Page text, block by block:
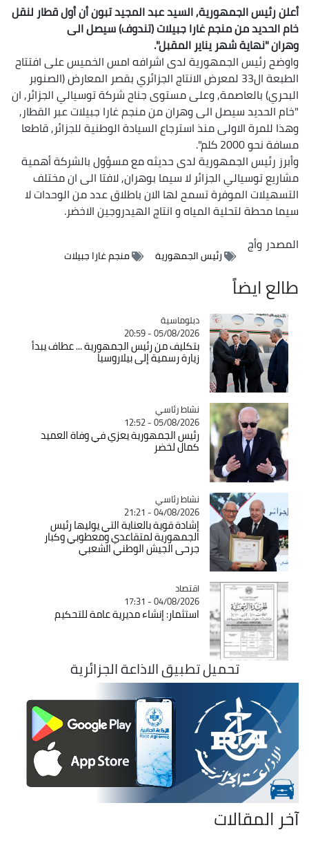
أعلن رئيس الجمهورية, السيد عبد المجيد تبون أن أول قطار لنقل
خام الحديد من منجم غارا جبيلات (تندوف) سيصل الى
وهران "نهاية شهر يناير المقبل".
واوضح رئيس الجمهورية لدى اشرافه امس الخميس على افتتاح
الطبعة ال33 لمعرض الانتاج الجزائري بقصر المعارض (الصنوبر
البحري) بالعاصمة, وعلى مستوى جناح شركة توسيالي الجزائر, ان
"خام الحديد سيصل الى وهران من منجم غارا جبيلات عبر القطار,
وهذا للمرة الاولى منذ استرجاع السيادة الوطنية للجزائر, قاطعا
مسافة نحو 2000 كلم".
وأبرز رئيس الجمهورية لدى حديثه مع مسؤول بالشركة أهمية
مشاريع توسيالي الجزائر لا سيما بوهران, لافتا الى ان مختلف
التسهيلات الموفرة تسمح لها الان باطلاق عدد من الوحدات لا
سيما محطة لتحلية المياه و انتاج الهيدروجين الاخضر.
المصدروأج
رئيس الجمهورية منجم غارا جبيلات
طالع ايضاً
Catégorie
دبلوماسية
05/08/2026 - 20:59
بتكليف من رئيس الجمهورية ... عطاف يبدأ
زيارة رسمية إلى بيلاروسيا
Catégorie
نشاط رئاسي
05/08/2026 - 12:52
رئيس الجمهورية يعزي في وفاة العميد
كمال لخضر
Catégorie
نشاط رئاسي
04/08/2026 - 21:21
إشادة قوية بالعناية التي يوليها رئيس
الجمهورية لمتقاعدي ومعطوبي وكبار
جرحى الجيش الوطني الشعبي
Catégorie
اقتصاد
04/08/2026 - 17:31
استثمار: إنشاء مديرية عامة للتحكيم
تحميل تطبيق الاذاعة الجزائرية
آخر المقالات